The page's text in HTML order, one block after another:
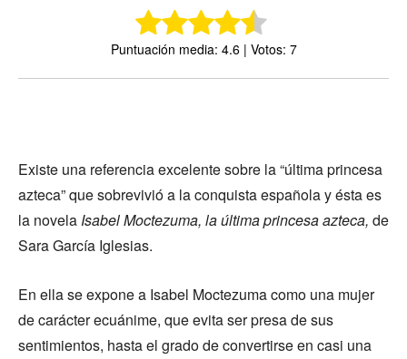
Puntuación media: 4.6 | Votos: 7
Existe una referencia excelente sobre la “última princesa
azteca” que sobrevivió a la conquista española y ésta es
la novela Isabel Moctezuma, la última princesa azteca, de
Sara García Iglesias.
En ella se expone a Isabel Moctezuma como una mujer
de carácter ecuánime, que evita ser presa de sus
sentimientos, hasta el grado de convertirse en casi una